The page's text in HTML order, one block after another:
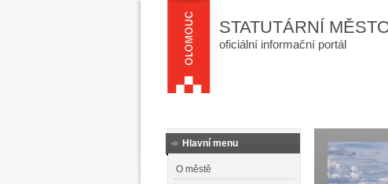
STATUTÁRNÍ
oficiální informační portál
Hlavní menu
O městě